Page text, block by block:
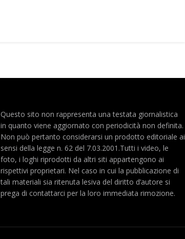
Questo sito non rappresenta una testata giornalistica
in quanto viene aggiornato con periodicità non definita.
Non può pertanto considerarsi un prodotto editoriale ai
sensi della legge n. 62 del 7.03.2001.Tutti i video, le
foto, i loghi riprodotti da altri siti appartengono ai
rispettivi proprietari. Nel caso in cui la pubblicazione di
tali materiali sia ritenuta lesiva del diritto d’autore si
prega di contattarci per la loro immediata rimozione.